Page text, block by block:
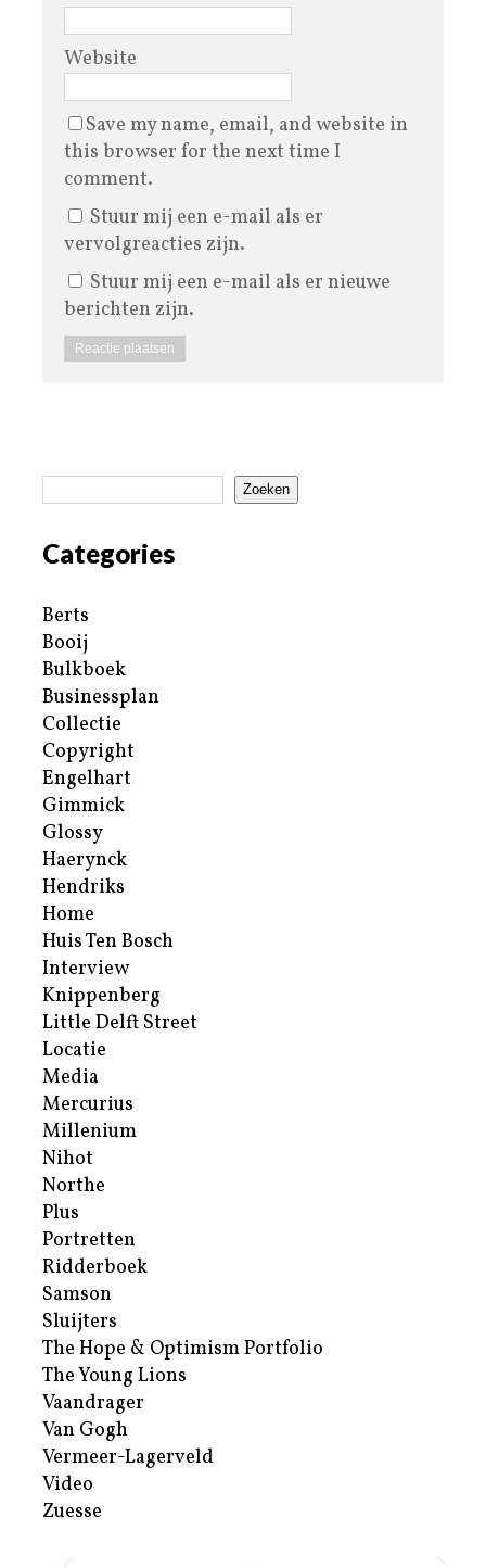
Website
Save my name, email, and website in
this browser for the next time I
comment.
Stuur mij een e-mail als er
vervolgreacties zijn.
Stuur mij een e-mail als er nieuwe
berichten zijn.
Zoeken
Categories
Berts
Booij
Bulkboek
Businessplan
Collectie
Copyright
Engelhart
Gimmick
Glossy
Haerynck
Hendriks
Home
Huis Ten Bosch
Interview
Knippenberg
Little Delft Street
Locatie
Media
Mercurius
Millenium
Nihot
Northe
Plus
Portretten
Ridderboek
Samson
Sluijters
The Hope & Optimism Portfolio
The Young Lions
Vaandrager
Van Gogh
Vermeer-Lagerveld
Video
Zuesse